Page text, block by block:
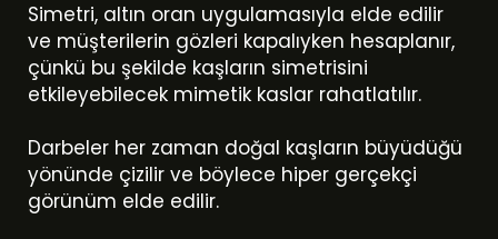
Simetri, altın oran uygulamasıyla elde edilir
ve müşterilerin gözleri kapalıyken hesaplanır,
çünkü bu şekilde kaşların simetrisini
etkileyebilecek mimetik kaslar rahatlatılır.
Darbeler her zaman doğal kaşların büyüdüğü
yönünde çizilir ve böylece hiper gerçekçi
görünüm elde edilir.